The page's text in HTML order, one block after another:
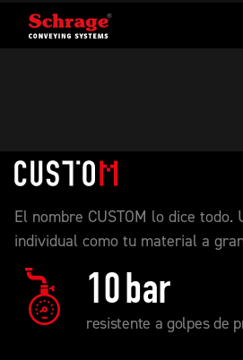
El nombre CUSTOM lo dice todo.
individual como tu material a
10bar
resistente a golpes de